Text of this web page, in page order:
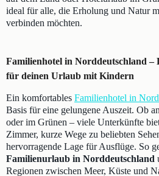
ideal für alle, die Erholung und Natur
verbinden möchten.
Familienhotel in Norddeutschland –
für deinen Urlaub mit Kindern
Ein komfortables Familienhotel in
Basis für eine gelungene Auszeit. Ob
oder im Grünen – viele Unterkünfte
Zimmer, kurze Wege zu beliebten
hervorragende Lage für Ausflüge. So
Familienurlaub in Norddeutschland
Regionen zwischen Meer, Küste und